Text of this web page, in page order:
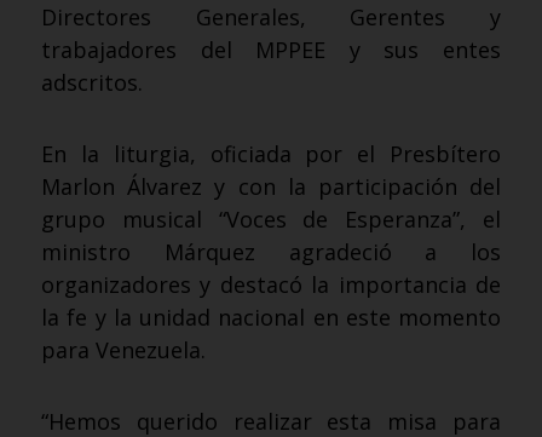
Directores Generales, Gerentes y
trabajadores del MPPEE y sus entes
adscritos.
En la liturgia, oficiada por el Presbítero
Marlon Álvarez y con la participación del
grupo musical “Voces de Esperanza”, el
ministro Márquez agradeció a los
organizadores y destacó la importancia de
la fe y la unidad nacional en este momento
para Venezuela.
“Hemos querido realizar esta misa para